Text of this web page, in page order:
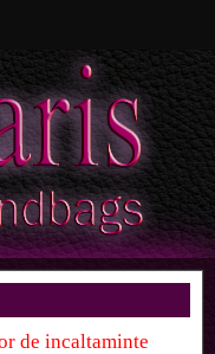
de incaltaminte